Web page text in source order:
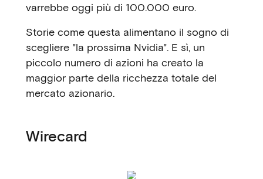
varrebbe oggi più di 100.000 euro.
Storie come questa alimentano il sogno di
scegliere "la prossima Nvidia". E sì, un
piccolo numero di azioni ha creato la
maggior parte della ricchezza totale del
mercato azionario.
Wirecard